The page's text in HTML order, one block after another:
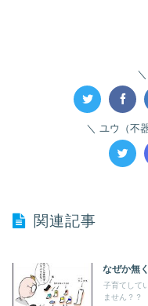
ユウ（不
関連記事
なぜか無
子育てして
ません？？